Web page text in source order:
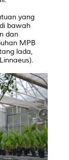
yang
bawah
dan
MPB
lada,
Linnaeus).